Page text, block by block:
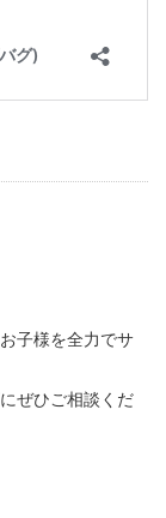
子様を全力でサ
ぜひご相談くだ